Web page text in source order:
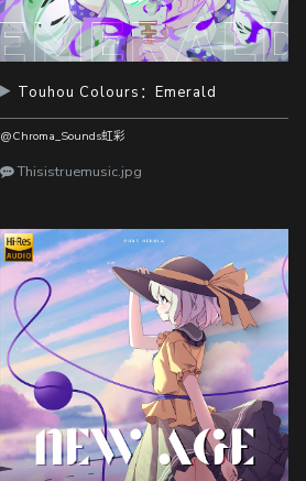
Touhou Colours：Emerald
@Chroma_Sounds虹彩
Thisistruemusic.jpg